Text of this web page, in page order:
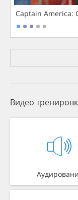
Captain America:
Видео